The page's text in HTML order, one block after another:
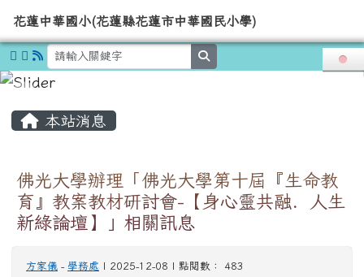
花蓮中華國小(花蓮縣花蓮市中華
導覽列
花蓮中華國小(花蓮縣花蓮市中華國民小學)
本站消息
佛光大學辦理「佛光大學第十屆『生命教
育』教案教材研討會-【身心靈共融．人生
新綠論壇】」相關訊息
方家儀 - 學務處 | 2025-12-08 | 點閱數： 483